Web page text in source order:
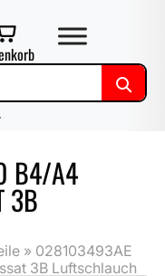
B4/A4
3B
» 028103493AE
3B Luftschlauch